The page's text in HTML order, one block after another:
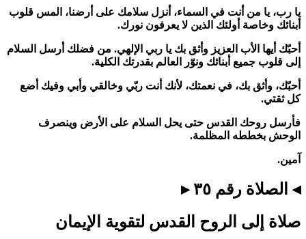
يا رب، يا من أنت في السماء، أنزل سلامك على أرضنا، المس قلوب
أبنائك وخاصة أولئك الذين لا يعرفون نورك.
أحبّك أيها الأب العزيز وأثق بك يا ربي الإلهي. من فضلك أرسل السلام
إلى قلوب جميع أبنائك ونوّر العالم بقدرتك الكلية.
أحبّك، وأثق بك، في نعمتك، لأنك أنت ربّي وخالقي وأبي وفيك أضع
كل ثقتي.
فأرسل روحك القدس حتى يحل السلام على الأرض وينصرف
الوحش بخططه المظلمة.
آمين.
◂ الصلاة رقم ٣٥ ▸
صلاة إلى الروح القدس لتقوية الإيمان